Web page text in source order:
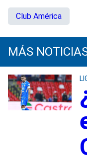
Club América
MÁS